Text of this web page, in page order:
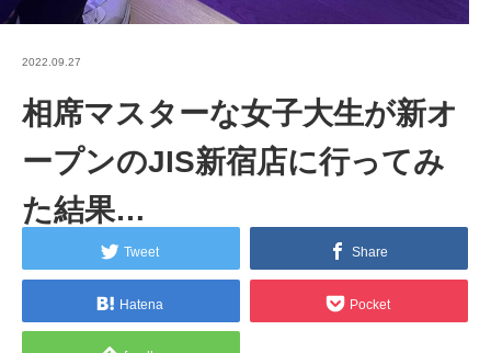
2022.09.27
相席マスターな女子大生が新オ
ープンのJIS新宿店に行ってみ
た結果…
Tweet Share
Hatena Pocket